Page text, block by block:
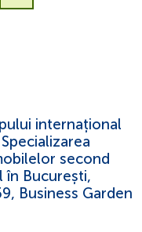
internațional
second
în București,
Business Garden